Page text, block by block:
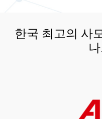
한국 최고의 사